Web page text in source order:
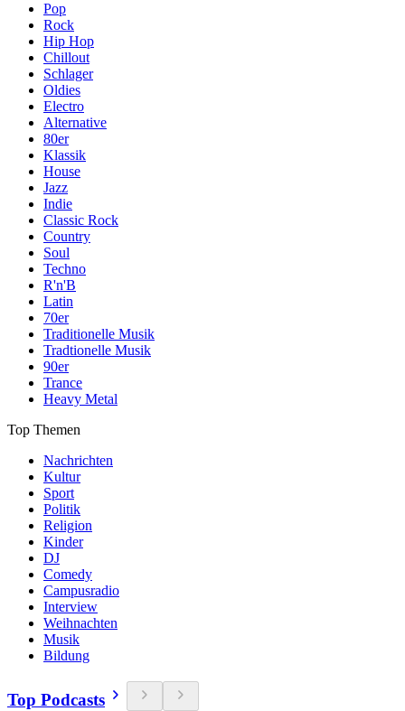
Pop
Rock
Hip Hop
Chillout
Schlager
Oldies
Electro
Alternative
80er
Klassik
House
Jazz
Indie
Classic Rock
Country
Soul
Techno
R'n'B
Latin
70er
Traditionelle Musik
Tradtionelle Musik
90er
Trance
Heavy Metal
Top Themen
Nachrichten
Kultur
Sport
Politik
Religion
Kinder
DJ
Comedy
Campusradio
Interview
Weihnachten
Musik
Bildung
Top Podcasts